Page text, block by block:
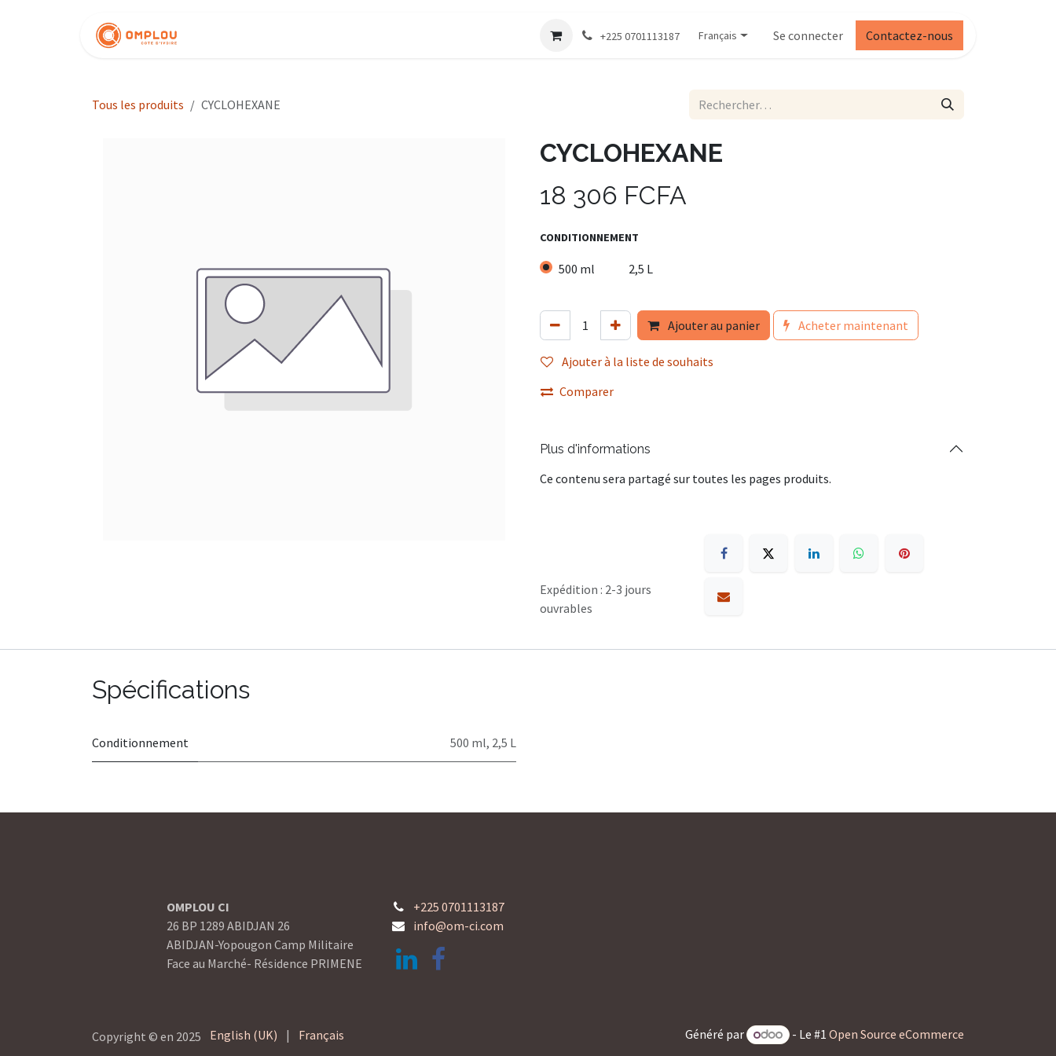
+225 0701113187 Français Se connecter Contactez-nous
Tous les produits CYCLOHEXANE
CYCLOHEXANE
18 306 FCFA
CONDITIONNEMENT
500 ml 2,5 L
Ajouter au panier Acheter maintenant
Ajouter à la liste de souhaits
Comparer
Plus d'informations
Ce contenu sera partagé sur toutes les pages produits.
Expédition : 2-3 jours
ouvrables
Spécifications
Conditionnement 500 ml, 2,5 L
OMPLOU CI
26 BP 1289 ABIDJAN 26
ABIDJAN-Yopougon Camp Militaire
Face au Marché- Résidence PRIMENE
+225 0701113187
info@om-ci.com
Copyright © en 2025 English (UK) | Français Généré par - Le #1 Open Source eCommerce